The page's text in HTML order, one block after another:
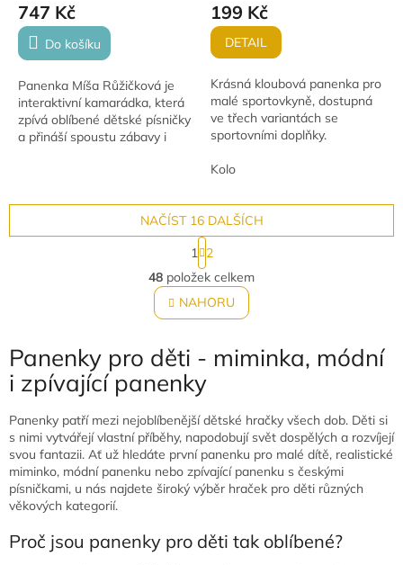
747 Kč
Do košíku
Panenka Míša Růžičková je
interaktivní kamarádka, která
zpívá oblíbené dětské písničky
a přináší spoustu zábavy i
199 Kč
DETAIL
Krásná kloubová panenka pro
malé sportovkyně, dostupná
ve třech variantách se
sportovními doplňky.
Kolo
O
v
l
á
a
í
r
v
k
y
v
i
NAČÍST 16 DALŠÍCH
S
t
r
á
n
k
á
n
í
1 2
48 položek celkem
NAHORU
Panenky pro děti - miminka, módní
i zpívající panenky
Panenky patří mezi nejoblíbenější dětské hračky všech dob. Děti si
s nimi vytvářejí vlastní příběhy, napodobují svět dospělých a rozvíjejí
svou fantazii. Ať už hledáte první panenku pro malé dítě, realistické
miminko, módní panenku nebo zpívající panenku s českými
písničkami, u nás najdete široký výběr hraček pro děti různých
věkových kategorií.
Proč jsou panenky pro děti tak oblíbené?